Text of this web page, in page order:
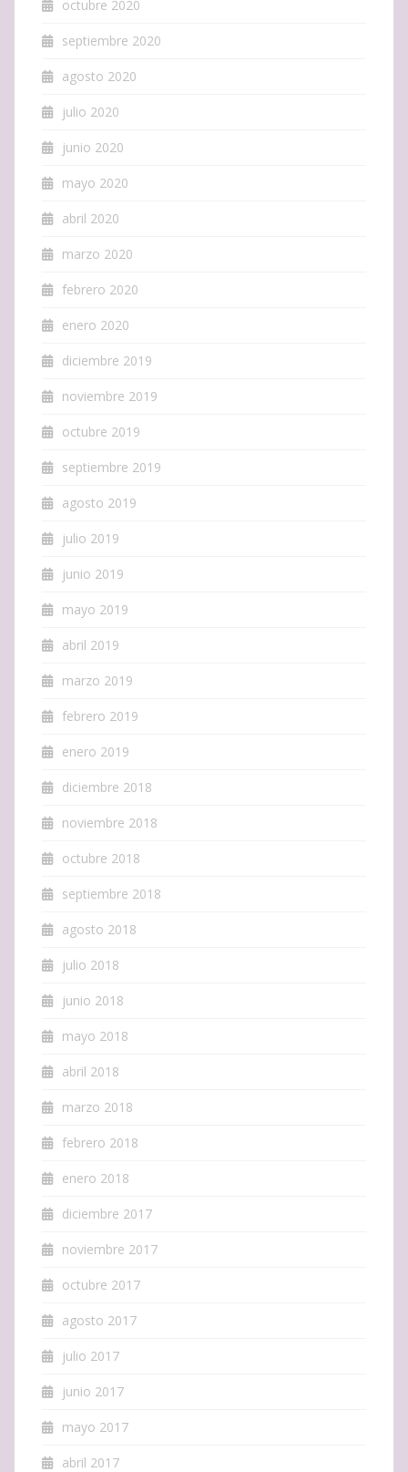
octubre 2020
septiembre 2020
agosto 2020
julio 2020
junio 2020
mayo 2020
abril 2020
marzo 2020
febrero 2020
enero 2020
diciembre 2019
noviembre 2019
octubre 2019
septiembre 2019
agosto 2019
julio 2019
junio 2019
mayo 2019
abril 2019
marzo 2019
febrero 2019
enero 2019
diciembre 2018
noviembre 2018
octubre 2018
septiembre 2018
agosto 2018
julio 2018
junio 2018
mayo 2018
abril 2018
marzo 2018
febrero 2018
enero 2018
diciembre 2017
noviembre 2017
octubre 2017
agosto 2017
julio 2017
junio 2017
mayo 2017
abril 2017